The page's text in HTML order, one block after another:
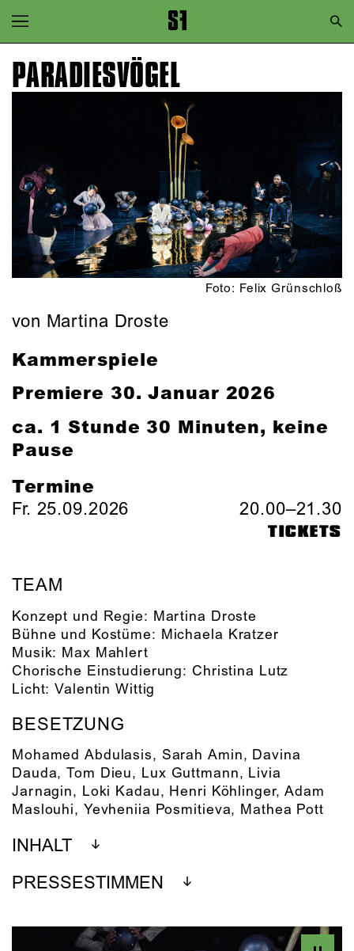
Zur Hauptnavigation springen
Zum Hauptinhalt springen
Zum Footer springen
PARADIES­VÖGEL
Foto: Felix Grünschloß
von Martina Droste
Kammerspiele
Premiere 30. Januar 2026
ca. 1 Stunde 30 Minuten, keine
Pause
Termine
Fr. 25.09.2026 20.00–21.30
TICKETS
TEAM
Konzept und Regie: Martina Droste
Bühne und Kostüme: Michaela Kratzer
Musik: Max Mahlert
Chorische Einstudierung: Christina Lutz
Licht:Valentin Wittig
BESETZUNG
Mohamed Abdulasis, Sarah Amin, Davina
Dauda,Tom Dieu, Lux Guttmann, Livia
Jarnagin, Loki Kadau, Henri Köhlinger,Adam
Maslouhi, Yevheniia Posmitieva, Mathea Pott
INHALT
PRESSESTIMMEN